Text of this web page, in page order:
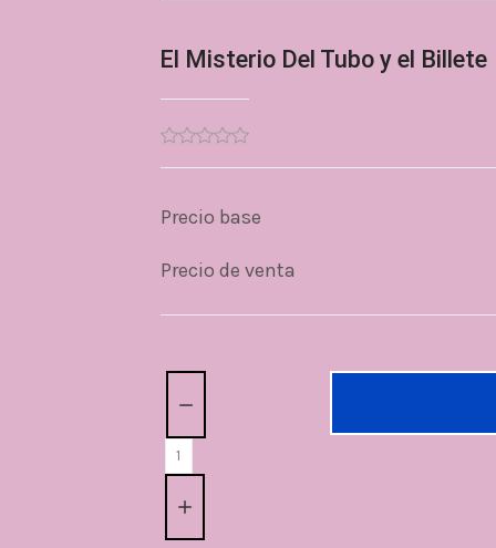
El Misterio Del Tubo y el Billete
Precio base
Precio de venta